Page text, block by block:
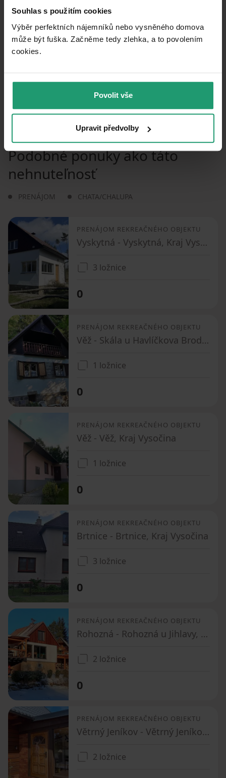
Souhlas s použitím cookies
Výběr perfektních nájemníků nebo vysněného domova
může být fuška. Začněme tedy zlehka, a to povolením
cookies.​
Povolit vše
Upravit předvolby
Športovisko
Ihrisko 🚘5 700 m(11 min)
Podobné ponuky ako táto
nehnuteľnosť
PRENÁJOM CHATA/CHALUPA
PRENÁJOM REKREAČNÉHO OBJEKTU
Vyskytná - Vyskytná, Kraj Vysočina
3 ložnice
0
PRENÁJOM REKREAČNÉHO OBJEKTU
Věž - Skála u Havlíčkova Brodu, Kraj Vysočina
1 ložnice
0
PRENÁJOM REKREAČNÉHO OBJEKTU
Věž - Věž, Kraj Vysočina
1 ložnice
0
PRENÁJOM REKREAČNÉHO OBJEKTU
Brtnice - Brtnice, Kraj Vysočina
3 ložnice
0
PRENÁJOM REKREAČNÉHO OBJEKTU
Rohozná - Rohozná u Jihlavy, Kraj Vysočina
2 ložnice
0
PRENÁJOM REKREAČNÉHO OBJEKTU
Větrný Jeníkov - Větrný Jeníkov, Kraj Vysočina
2 ložnice